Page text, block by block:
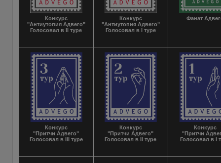
Конкурс
"Антиутопия Адвего"
Голосовал в II туре
Конкурс
"Антиутопия Адвего"
Голосовал в I туре
Фанат
Конкурс
"Притчи Адвего"
Голосовал в III туре
Конкурс
"Притчи Адвего"
Голосовал в II туре
Конкурс
"Притчи
Голосовал в I